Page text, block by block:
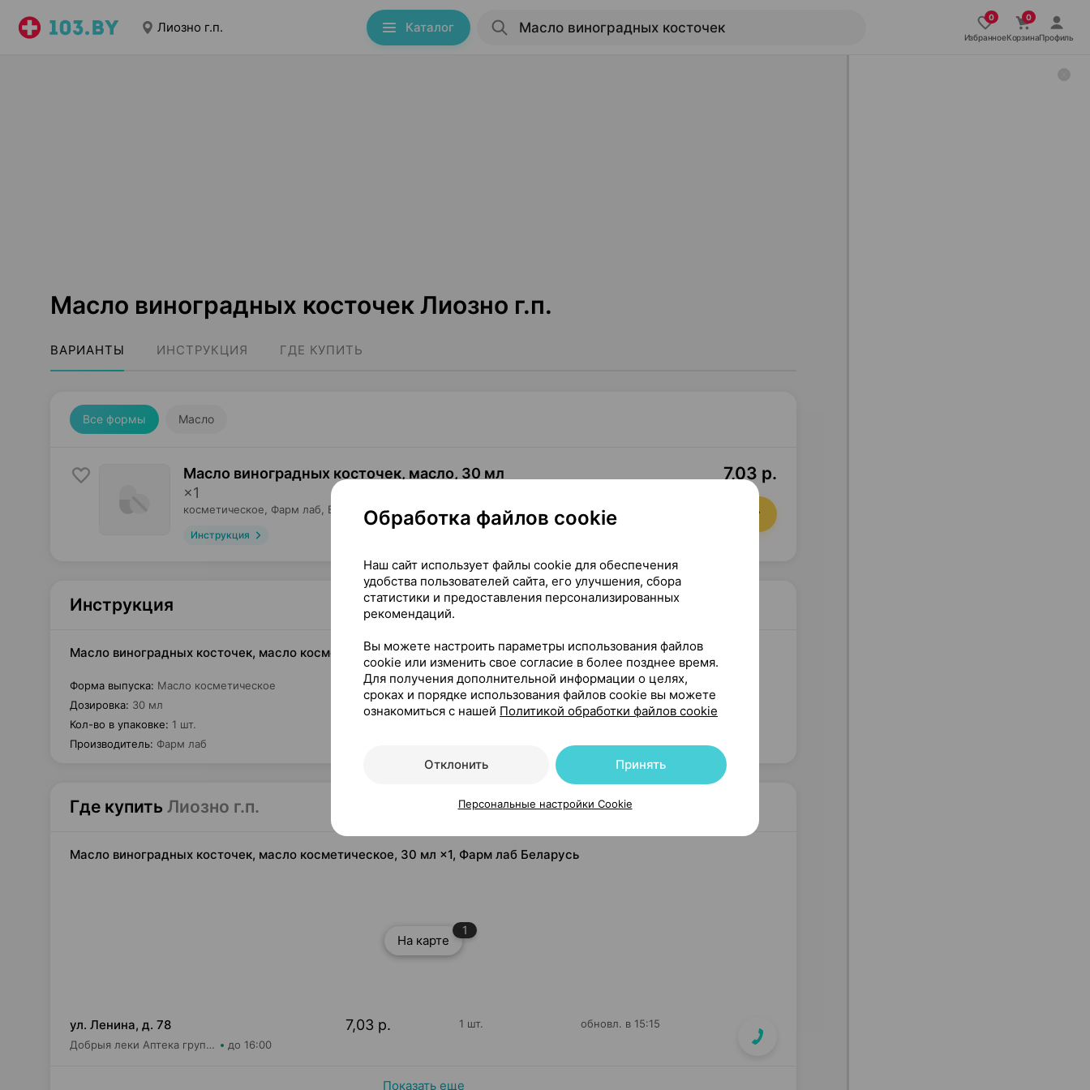
Лиозно г.п. Каталог
ИзбранноеКорзинаПрофиль
Масло виноградных косточек Лиозно г.п.
ВАРИАНТЫ ИНСТРУКЦИЯ ГДЕ КУПИТЬ
Все формы Масло
Масло виноградных косточек, масло, 30 мл
×1
косметическое, Фарм лаб , Беларусь • без рецепта
Инструкция
7,03 р.
Где купить В корзину
Инструкция
Масло виноградных косточек, масло косметическое, 30 мл ×1, Фарм лаб Беларусь
Форма выпуска: Масло косметическое
Дозировка: 30 мл
Кол-во в упаковке: 1 шт.
Производитель: Фарм лаб
Где купить Лиозно г.п.
Масло виноградных косточек, масло косметическое, 30 мл ×1, Фарм лаб Беларусь
На карте
1
ул. Ленина, д. 78
Добрыя леки Аптека групп Север ЗАО Аптека №31 до 16:00
7,03 р. 1 шт. обновл. в 15:15
Показать еще
Обработка файлов cookie
Наш сайт использует файлы cookie для обеспечения
удобства пользователей сайта, его улучшения, сбора
статистики и предоставления персонализированных
рекомендаций.
Вы можете настроить параметры использования файлов
cookie или изменить свое согласие в более позднее время.
Для получения дополнительной информации о целях,
сроках и порядке использования файлов cookie вы можете
ознакомиться с нашей Политикой обработки файлов cookie
Отклонить Принять
Персональные настройки Cookie